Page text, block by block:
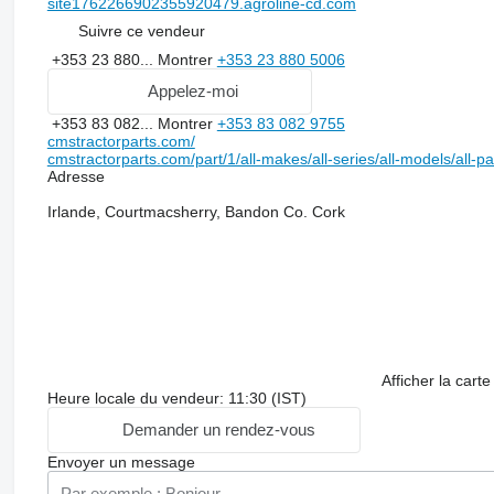
Suivre ce vendeur
+353 23 880... Montrer +353 23 880 5006
Appelez-moi
+353 83 082... Montrer +353 83 082 9755
cmstractorparts.com/
cmstractorparts.com/part/1/all-makes/all-series/all-models/all-
Adresse
Irlande, Courtmacsherry, Bandon Co. Cork
Afficher la carte
Heure locale du vendeur: 11:30 (IST)
Demander un rendez-vous
Envoyer un message